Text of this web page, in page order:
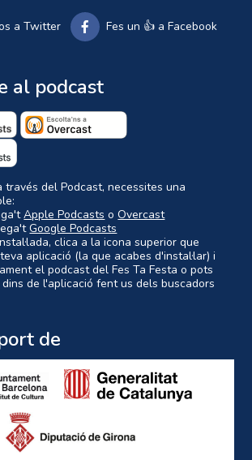
a Twitter Fes un 👍 a Facebook
al podcast
través del Podcast, necessites una
Apple Podcasts oOvercast
Google Podcasts
clica a la icona superior que
aplicació (la que acabes d'instal·lar) i
el podcast del Fes Ta Festa o pots
de l'aplicació fent us dels buscadors
de